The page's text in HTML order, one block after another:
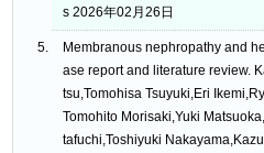
s 2026年02月26日
Membranous nephropathy and
ase report and literature review.
tsu,Tomohisa Tsuyuki,Eri
Tomohito Morisaki,Yuki
tafuchi,Toshiyuki